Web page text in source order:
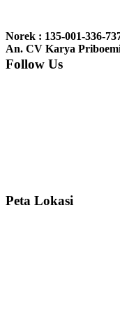
nyesel deh beli geby...
Norek : 135-001-336-
An. CV Karya
Follow Us
Peta Lokasi